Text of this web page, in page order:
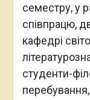
семестру, у
співпрацю,
кафедрі
студенти-
перебування,